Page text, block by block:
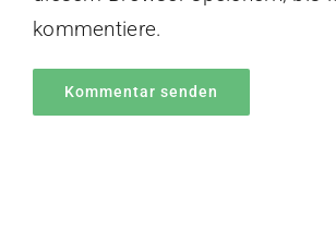
kommentiere.